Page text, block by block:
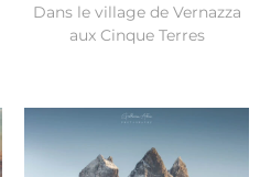
Dans le village de Vernazza
aux Cinque Terres